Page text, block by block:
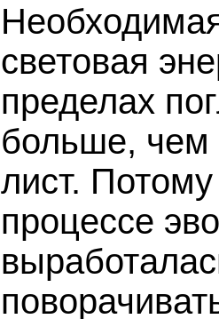
световая
пределах
больше, чем
лист.
процессе